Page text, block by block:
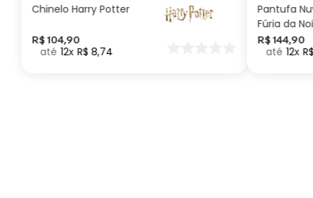
Chinelo Harry Potter
R$ 104,90
12 R$ 8,74
Pantufa
Fúria da
Como
seu Dragão
R$ 144,90
12 R$